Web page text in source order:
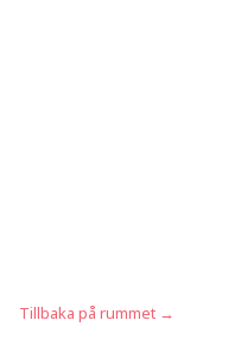
Tillbaka på rummet →